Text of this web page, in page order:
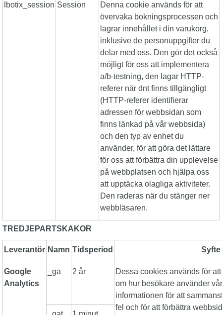
lbotix_session Session
Denna cookie används för att
övervaka bokningsprocessen och
lagrar innehållet i din varukorg,
inklusive de personuppgifter du
delar med oss. Den gör det också
möjligt för oss att implementera
a/b-testning, den lagar HTTP-
referer när dnt finns tillgängligt
(HTTP-referer identifierar
adressen för webbsidan som
finns länkad på vår webbsida)
och den typ av enhet du
använder, för att göra det lättare
för oss att förbättra din upplevelse
på webbplatsen och hjälpa oss
att upptäcka olagliga aktiviteter.
Den raderas när du stänger ner
webbläsaren.
TREDJEPARTSKAKOR
Leverantör Namn Tidsperiod Syfte
Google
Analytics
_ga 2 år
Dessa cookies används för
om hur besökare använder
informationen för att
fel och för att förbättra